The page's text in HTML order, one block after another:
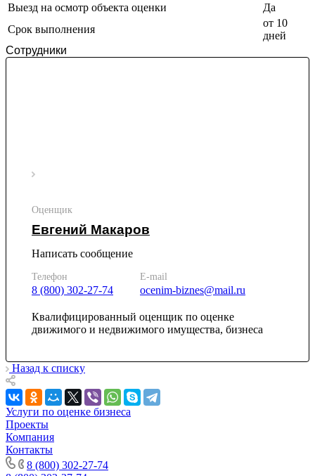
Выезд на осмотр объекта оценки
Да
Срок выполнения
от 10
дней
Сотрудники
Оценщик
Евгений Макаров
Написать сообщение
Телефон
8 (800) 302-27-74
E-mail
ocenim-biznes@mail.ru
Квалифицированный оценщик по оценке
движимого и недвижимого имущества, бизнеса
Назад к списку
Услуги по оценке бизнеса
Проекты
Компания
Контакты
8 (800) 302-27-74
Искитим
Истра
Ишимбай
Каменск-Уральский
Камышлов
Карачев
Карпинск
Кашира
Кемерово
Керчь
Кизляр
Кимры
Кингисепп
Кинель